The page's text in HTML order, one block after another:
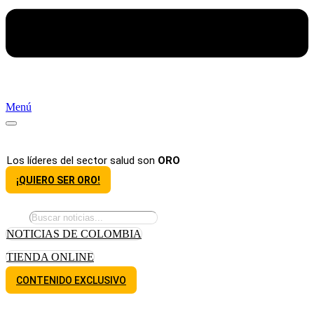
Menú
Los líderes del sector salud son ORO
¡QUIERO SER ORO!
NOTICIAS DE COLOMBIA
TIENDA ONLINE
CONTENIDO EXCLUSIVO